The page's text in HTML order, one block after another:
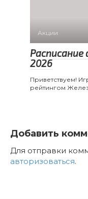
Акции
2026
Приветствуем!
рейтингом
Добавить
Для отправки
авторизоваться.